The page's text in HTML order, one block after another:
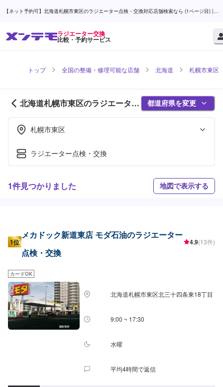
【ネット予約可】北海道札幌市東区のラジエーター点検・交換対応店舗検索なら (1ページ目) |
ラジエーター交換
比較・予約サービス
トップ 全国の整備・修理可能な店舗 北海道 札幌市東区
北海道札幌市東区のラジエーター
交換対応店舗紹介 (1ページ目)
都道府県を変更
札幌市東区
ラジエーター点検・交換
1件見つかりました 地図で表示する
1位
メカドック新道東店 モダ石油のラジエーター
点検・交換
4.9(13件)
カードOK
北海道札幌市東区北三十四条東18丁目
9:00 ~ 17:30
水曜
平均4時間で返信